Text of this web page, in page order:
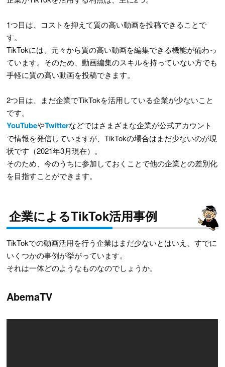
1つ目は、コストを抑えて質の高い動画を投稿できることで
す。
TikTokには、元々から質の高い動画を編集できる機能が備わっ
ています。そのため、動画編集のスキルを持っていない方でも
手軽に質の高い動画を投稿できます。
2つ目は、まだ企業でTikTokを活用している企業が少ないこと
です。
YouTubeやTwitterなどではさまざまな企業が公式アカウント
で情報を発信していますが、TikTokの場合はまだ少ないのが現
状です（2021年3月現在）。
そのため、今のうちに参加しておくことで他の企業との差別化
を目指すことができます。
企業によるTikTok活用事例
TikTokでの動画活用を行う企業はまだ少ないとはいえ、すでに
いくつかの事例が挙がっています。
それは一体どのようなものなのでしょうか。
AbemaTV